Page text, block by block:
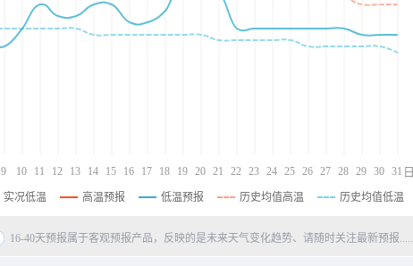
9 10 11 12 13 14 15 16 17 18 19 20 21 22 23 24 25 26 27 28 29 30 31 日
实况低温 高温预报 低温预报 历史均值高温 历史均值低温
16-40天预报属于客观预报产品，反映的是未来天气变化趋势、请随时关注最新预报.....